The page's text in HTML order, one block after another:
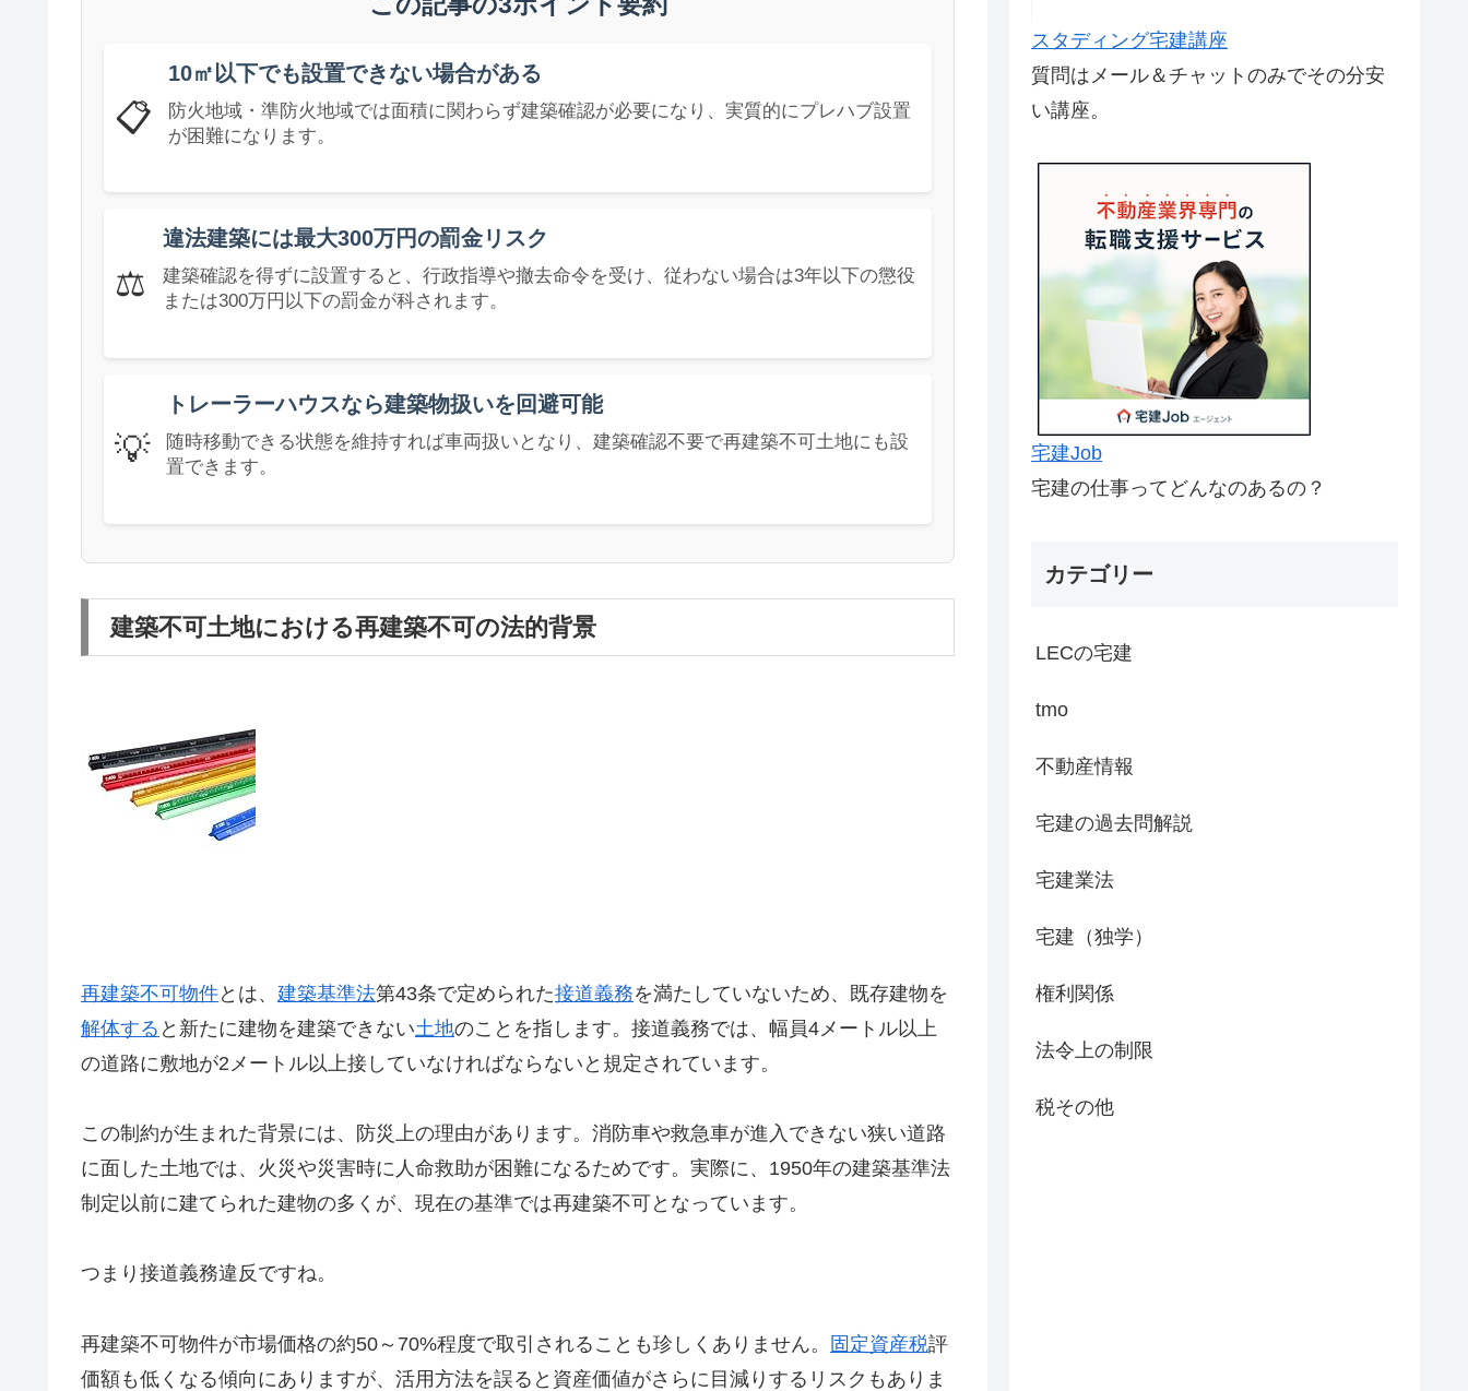
📋
10㎡以下でも設置できない場合がある
防火地域・準防火地域では面積に関わらず建築確認が必要になり、実質的にプレハブ設置
が困難になります。
⚖️
違法建築には最大300万円の罰金リスク
建築確認を得ずに設置すると、行政指導や撤去命令を受け、従わない場合は3年以下の懲役
または300万円以下の罰金が科されます。
💡
トレーラーハウスなら建築物扱いを回避可能
随時移動できる状態を維持すれば車両扱いとなり、建築確認不要で再建築不可土地にも設
置できます。
建築不可土地における再建築不可の法的背景
再建築不可物件とは、 建築基準法第43条で定められた接道義務を満たしていないため、既存建物を
解体する と新たに建物を建築できない土地のことを指します。接道義務では、幅員4メートル以上
の道路に敷地が2メートル以上接していなければならないと規定されています。
この制約が生まれた背景には、防災上の理由があります。消防車や救急車が進入できない狭い道路
に面した土地では、火災や災害時に人命救助が困難になるためです。実際に、1950年の建築基準法
制定以前に建てられた建物の多くが、現在の基準では再建築不可となっています。
つまり接道義務違反ですね。
再建築不可物件が市場価格の約50～70%程度で取引されることも珍しくありません。 固定資産税評
価額も低くなる傾向にありますが、活用方法を誤ると資産価値がさらに目減りするリスクもありま
スタディング宅建講座
質問はメール＆チャットのみでその分安
い講座。
宅建Job
宅建の仕事ってどんなのあるの？
カテゴリー
LECの宅建
tmo
不動産情報
宅建の過去問解説
宅建業法
宅建（独学）
権利関係
法令上の制限
税その他